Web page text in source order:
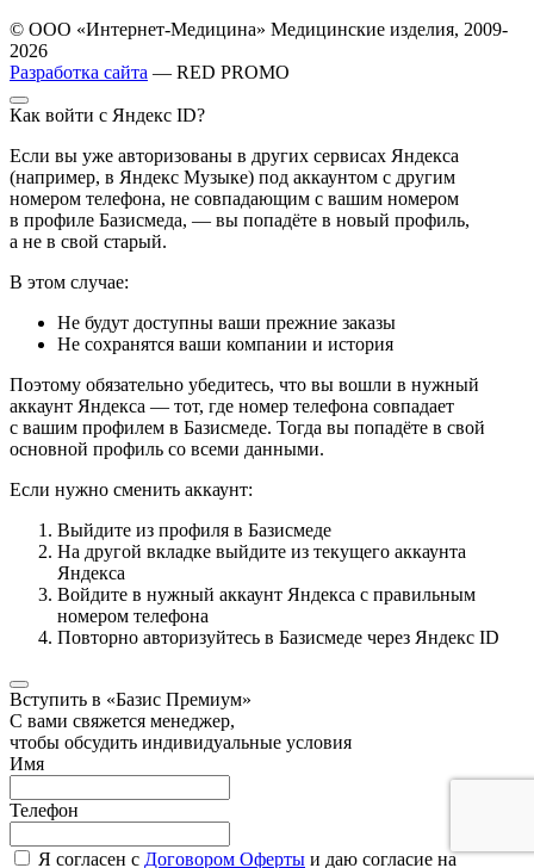
© ООО «Интернет-Медицина» Медицинские изделия, 2009-
2026
Разработка сайта — RED PROMO
Как войти с Яндекс ID?
Если вы уже авторизованы в других сервисах Яндекса
(например, в Яндекс Музыке) под аккаунтом с другим
номером телефона, не совпадающим с вашим номером
в профиле Базисмеда, — вы попадёте в новый профиль,
а не в свой старый.
В этом случае:
Не будут доступны ваши прежние заказы
Не сохранятся ваши компании и история
Поэтому обязательно убедитесь, что вы вошли в нужный
аккаунт Яндекса — тот, где номер телефона совпадает
с вашим профилем в Базисмеде. Тогда вы попадёте в свой
основной профиль со всеми данными.
Если нужно сменить аккаунт:
Выйдите из профиля в Базисмеде
На другой вкладке выйдите из текущего аккаунта
Яндекса
Войдите в нужный аккаунт Яндекса с правильным
номером телефона
Повторно авторизуйтесь в Базисмеде через Яндекс ID
Вступить в «Базис Премиум»
С вами свяжется менеджер,
чтобы обсудить индивидуальные условия
Имя
Телефон
Я согласен с Договором Оферты и даю согласие на